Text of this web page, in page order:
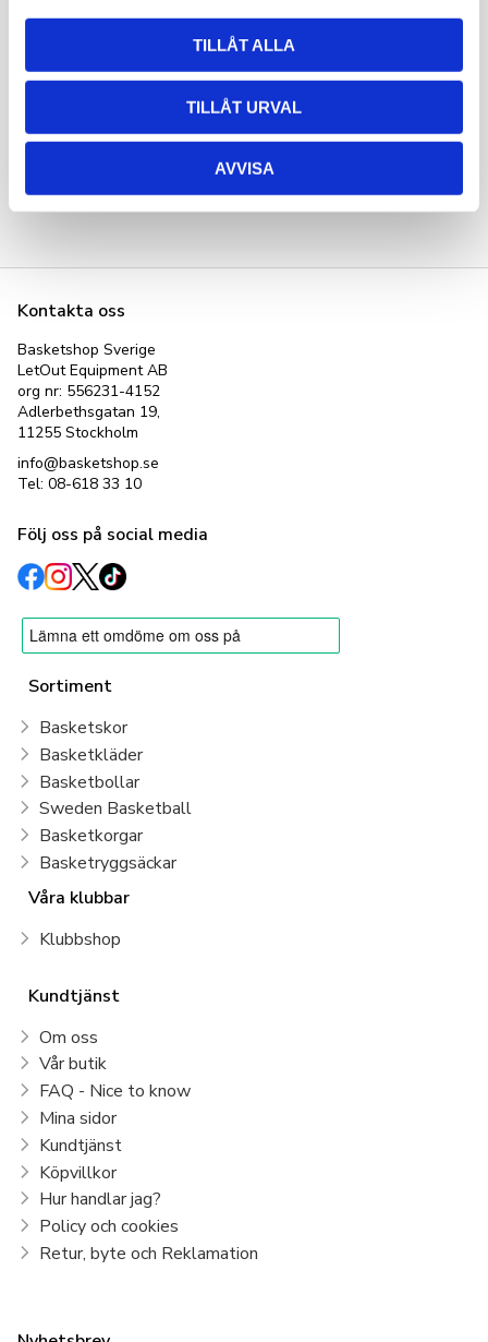
TILLÅT ALLA
TILLÅT URVAL
AVVISA
SmellWell 2-pack
159kr
SmellWell XL 2-pack
Camo
Kontakta oss
Basketshop Sverige
LetOut Equipment AB
org nr: 556231-4152
Adlerbethsgatan 19,
11255 Stockholm
info@basketshop.se
Tel: 08-618 33 10
Följ oss på social media
Sortiment
Basketskor
Basketkläder
Basketbollar
Sweden Basketball
Basketkorgar
Basketryggsäckar
Våra klubbar
Klubbshop
Kundtjänst
Om oss
Vår butik
FAQ - Nice to know
Mina sidor
Kundtjänst
Köpvillkor
Hur handlar jag?
Policy och cookies
Retur, byte och Reklamation